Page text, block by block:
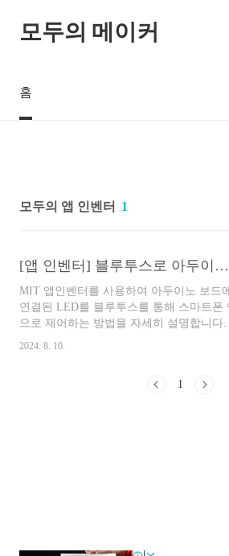
모두의 메이커
홈
모두의 앱 인벤터 1
[앱 인벤터] 블루투스로 아두이노 LED 제어하기
MIT 앱인벤터를 사용하여 아두이노 보드에
연결된 LED를 블루투스를 통해 스마트폰
으로 제어하는 방법을 자세히 설명합니다.
보자도 쉽게 따라할 수 있도록 단계별로 작
한 앱 인벤트 블루투스 제어하기 MIT 앱인
2024. 8. 10.
1